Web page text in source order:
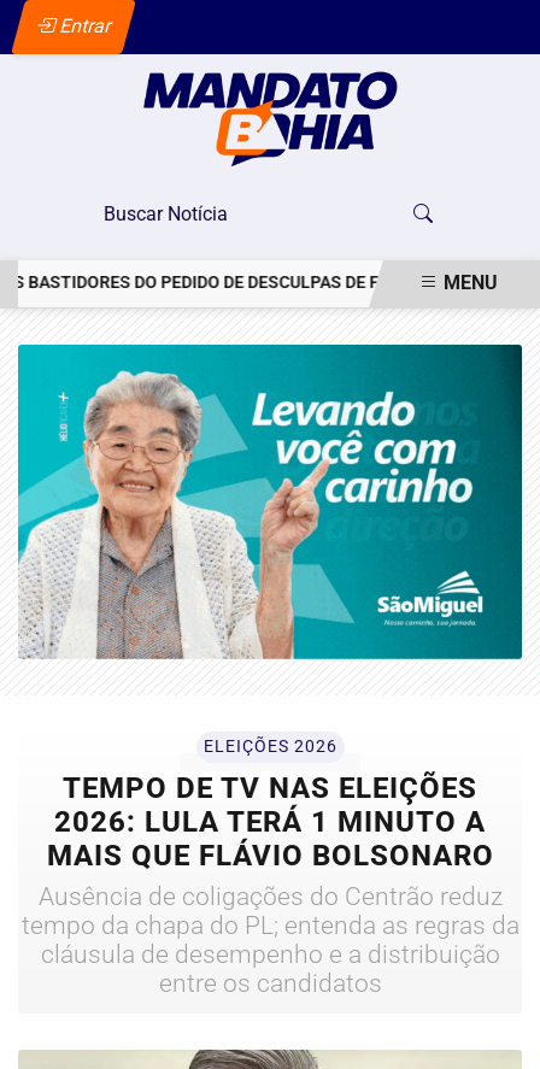
Entrar
DO PEDIDO DE DESCULPAS DE FLÁVIO A MICHELLE
MENU
ELEIÇÕES 2026
TEMPO DE TV NAS ELEIÇÕES
2026: LULA TERÁ 1 MINUTO A
MAIS QUE FLÁVIO BOLSONARO
Ausência de coligações do Centrão reduz
tempo da chapa do PL; entenda as regras da
cláusula de desempenho e a distribuição
entre os candidatos